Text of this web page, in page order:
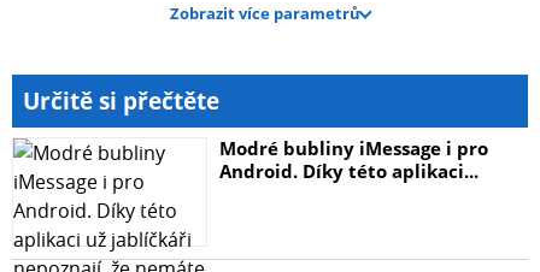
Zobrazit více parametrů
Určitě si přečtěte
Modré bubliny iMessage i pro
Android. Díky této aplikaci...